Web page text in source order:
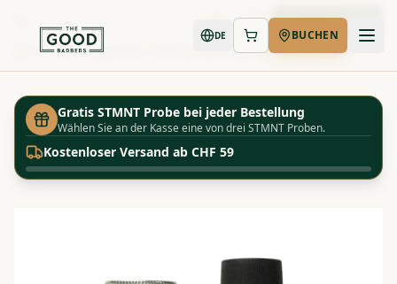
Jetzt buchen
DE BUCHEN
Startseite
Shop Uppercut - Salt Spray & Styling Powder Duo
Gratis STMNT Probe bei jeder Bestellung
Wählen Sie an der Kasse eine von drei STMNT Proben.
Kostenloser Versand ab CHF 59